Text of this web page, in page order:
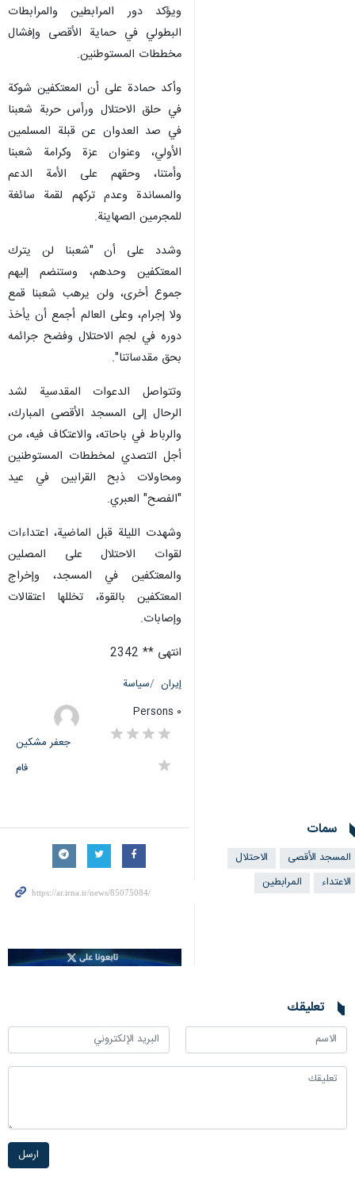
ويؤكد دور المرابطين والمرابطات
البطولي في حماية الأقصى وإفشال
مخططات المستوطنين.
وأكد حمادة على أن المعتكفين شوكة
في حلق الاحتلال ورأس حربة شعبنا
في صد العدوان عن قبلة المسلمين
الأولي، وعنوان عزة وكرامة شعبنا
وأمتنا، وحقهم على الأمة الدعم
والمساندة وعدم تركهم لقمة سائغة
للمجرمين الصهاينة.
وشدد على أن "شعبنا لن يترك
المعتكفين وحدهم، وستنضم إليهم
جموع أخرى، ولن يرهب شعبنا قمع
ولا إجرام، وعلى العالم أجمع أن يأخذ
دوره في لجم الاحتلال وفضح جرائمه
بحق مقدساتنا".
وتتواصل الدعوات المقدسية لشد
الرحال إلى المسجد الأقصى المبارك،
والرباط في باحاته، والاعتكاف فيه، من
أجل التصدي لمخططات المستوطنين
ومحاولات ذبح القرابين في عيد
"الفصح" العبري.
وشهدت الليلة قبل الماضية، اعتداءات
لقوات الاحتلال على المصلين
والمعتكفين في المسجد، وإخراج
المعتكفين بالقوة، تخللها اعتقالات
وإصابات.
انتهى ** 2342
إيران
سياسة
٠ Persons
جعفر مشکین
فام
سمات
المسجد الأقصى
الاحتلال
الاعتداء
المرابطين
تعليقك
ارسل